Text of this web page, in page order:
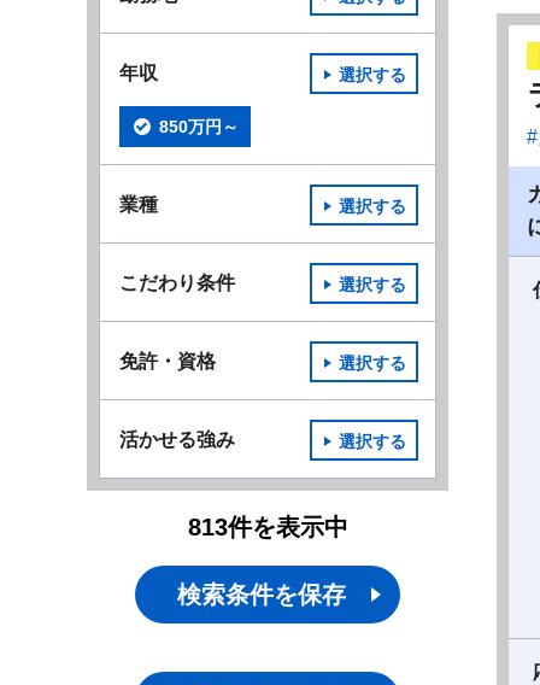
年収 選択する
850万円～
業種 選択する
こだわり条件 選択する
免許・資格 選択する
活かせる強み 選択する
813件を表示中
検索条件を保存